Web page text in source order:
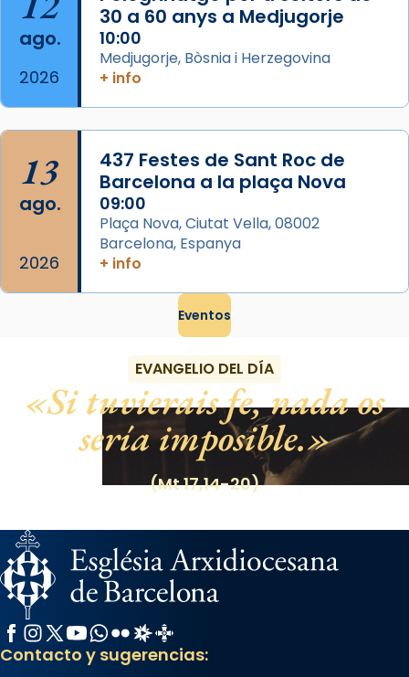
Foto
View on Facebook ·
ago.
2026
30 a 60 anys a Medjugorje
10:00
Medjugorje, Bòsnia i Herzegovina
+ info
13
ago.
2026
437 Festes de Sant Roc de
Barcelona a la plaça Nova
09:00
Plaça Nova, Ciutat Vella, 08002
Barcelona, Espanya
+ info
Eventos
EVANGELIO DEL DÍA
Si tuvierais fe, nada os
sería imposible.
(Mt 17,14-20)
Facebook
Instagram
X / Twitter
YouTube
WhatsApp
FlickrRadio Estel
Catalunya Cristiana
Contacto y sugerencias: